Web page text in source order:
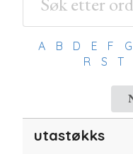
A B D E F G
R
S T
utastøkks